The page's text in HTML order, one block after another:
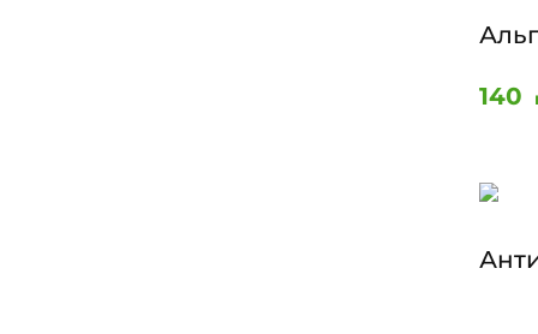
140